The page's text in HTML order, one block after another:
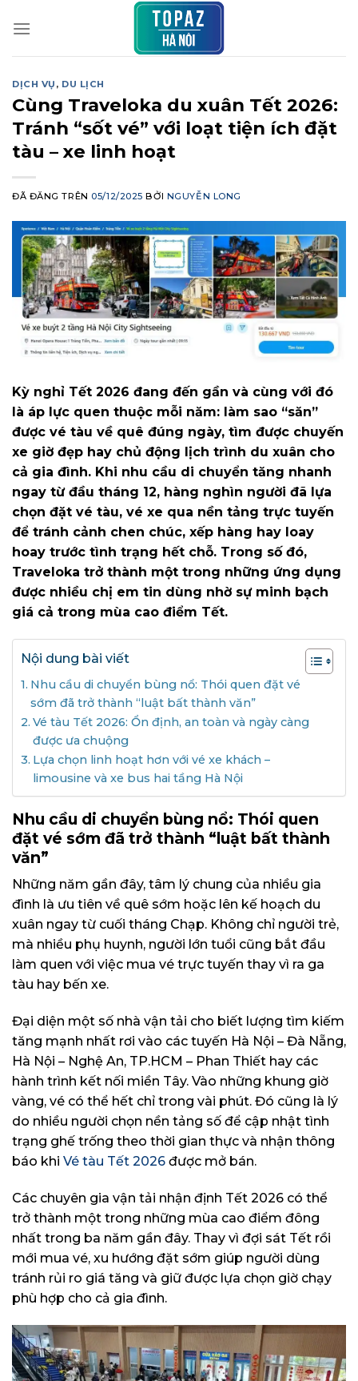
đến
DỊCH VỤ , DU LỊCH
Cùng Traveloka du xuân Tết 2026:
Tránh “sốt vé” với loạt tiện ích đặt
tàu – xe linh hoạt
ĐÃ ĐĂNG TRÊN 05/12/2025 BỞI NGUYỄN LONG
Kỳ nghỉ Tết 2026 đang đến gần và cùng với đó
là áp lực quen thuộc mỗi năm: làm sao “săn”
được vé tàu về quê đúng ngày, tìm được chuyến
xe giờ đẹp hay chủ động lịch trình du xuân cho
cả gia đình. Khi nhu cầu di chuyển tăng nhanh
ngay từ đầu tháng 12, hàng nghìn người đã lựa
chọn đặt vé tàu, vé xe qua nền tảng trực tuyến
để tránh cảnh chen chúc, xếp hàng hay loay
hoay trước tình trạng hết chỗ. Trong số đó,
Traveloka trở thành một trong những ứng dụng
được nhiều chị em tin dùng nhờ sự minh bạch
giá cả trong mùa cao điểm Tết.
Nội dung bài viết
Nhu cầu di chuyển bùng nổ: Thói quen đặt vé
sớm đã trở thành “luật bất thành văn”
Vé tàu Tết 2026: Ổn định, an toàn và ngày càng
được ưa chuộng
Lựa chọn linh hoạt hơn với vé xe khách –
limousine và xe bus hai tầng Hà Nội
Nhu cầu di chuyển bùng nổ: Thói quen
đặt vé sớm đã trở thành “luật bất thành
văn”
Những năm gần đây, tâm lý chung của nhiều gia
đình là ưu tiên về quê sớm hoặc lên kế hoạch du
xuân ngay từ cuối tháng Chạp. Không chỉ người trẻ,
mà nhiều phụ huynh, người lớn tuổi cũng bắt đầu
làm quen với việc mua vé trực tuyến thay vì ra ga
tàu hay bến xe.
Đại diện một số nhà vận tải cho biết lượng tìm kiếm
tăng mạnh nhất rơi vào các tuyến Hà Nội – Đà Nẵng,
Hà Nội – Nghệ An, TP.HCM – Phan Thiết hay các
hành trình kết nối miền Tây. Vào những khung giờ
vàng, vé có thể hết chỉ trong vài phút. Đó cũng là lý
do nhiều người chọn nền tảng số để cập nhật tình
trạng ghế trống theo thời gian thực và nhận thông
báo khi Vé tàu Tết 2026 được mở bán.
Các chuyên gia vận tải nhận định Tết 2026 có thể
trở thành một trong những mùa cao điểm đông
nhất trong ba năm gần đây. Thay vì đợi sát Tết rồi
mới mua vé, xu hướng đặt sớm giúp người dùng
tránh rủi ro giá tăng và giữ được lựa chọn giờ chạy
phù hợp cho cả gia đình.